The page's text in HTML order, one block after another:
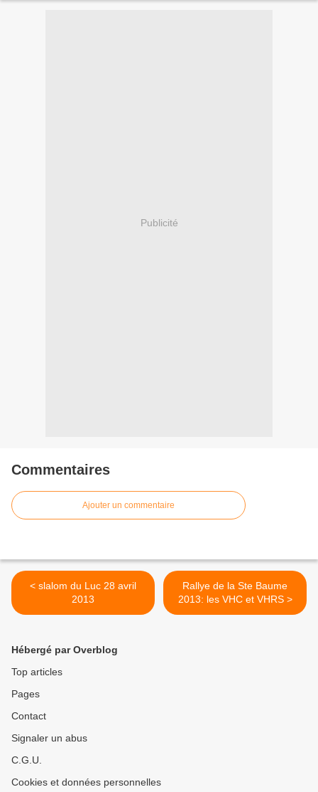
Publicité
Commentaires
Ajouter un commentaire
< slalom du Luc 28 avril
2013
Rallye de la Ste Baume
2013: les VHC et VHRS >
Hébergé par Overblog
Top articles
Pages
Contact
Signaler un abus
C.G.U.
Cookies et données personnelles